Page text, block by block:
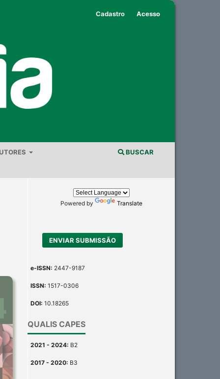
BUSCAR
Cadastro Acesso
Powered by Translate
ENVIAR SUBMISSÃO
e-ISSN: 2447-9187
ISSN: 1517-0306
DOI: 10.18265
QUALIS CAPES
2021 - 2024: B2
2017 - 2020: B3